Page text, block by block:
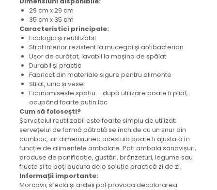
Set bijuterii
Brățară
Bijuterii fără metal
Brățară
Bijuterii - Alte
Suport bijuterii
Semn de carte
Accesorii
Produse personalizate (mărturii)
Produse zero waste
Săculeț de depozitare pentru pâine
Ambalaj cu ceară de albine pentru
alimente
Șervețel ecologic pentru sandiș
Săculeț pentru ronțăieli
Dischete cosmetice
29 cm x 29 cm
35 cm x 35 cm
Caracteristici principale:
Ecologic și reutilizabil
Strat interior rezistent la mucegai și antibacterian
Ușor de curățat, lavabil la mașina de spălat
Durabil și practic
Fabricat din materiale sigure pentru alimente
Stilat, unic și vesel
Economisește spațiu – după utilizare poate fi pliat,
ocupând foarte puțin loc
Cum să folosești?
Șervețelul reutilizabil este foarte simplu de utilizat:
șervețelul de formă pătrată se închide cu un șnur din
bumbac, iar dimensiunea acestuia poate fi ajustată în
funcție de alimentele ambalate. Poți ambala sandvișuri,
produse de panificație, gustări, brânzeturi, legume sau
fructe și te poți bucura de o soluție practică zi de zi.
Informații importante:
Morcovii, sfecla și ardeii pot provoca decolorarea